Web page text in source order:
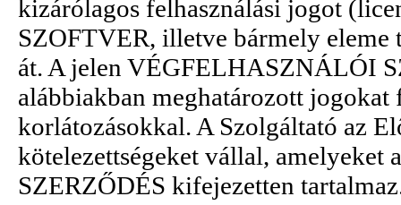
kizárólagos felhasználási jogot
SZOFTVER, illetve bármely
át. A jelen VÉGFELHASZNÁLÓI
alábbiakban meghatározott
korlátozásokkal. A Szolgáltató az
kötelezettségeket vállal,
SZERZŐDÉS kifejezetten